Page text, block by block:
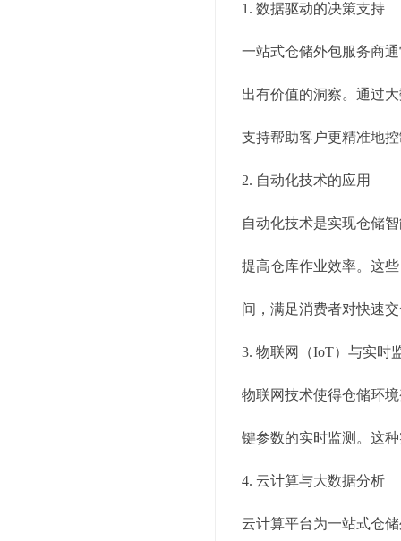
1. 数据驱动的决策支持
一站式仓储外包服务商
出有价值的洞察。通过
支持帮助客户更精准地
2. 自动化技术的应用
自动化技术是实现仓储
提高仓库作业效率。这
间，满足消费者对快速
3. 物联网（IoT）与实时
物联网技术使得仓储环
键参数的实时监测。这
4. 云计算与大数据分析
云计算平台为一站式仓